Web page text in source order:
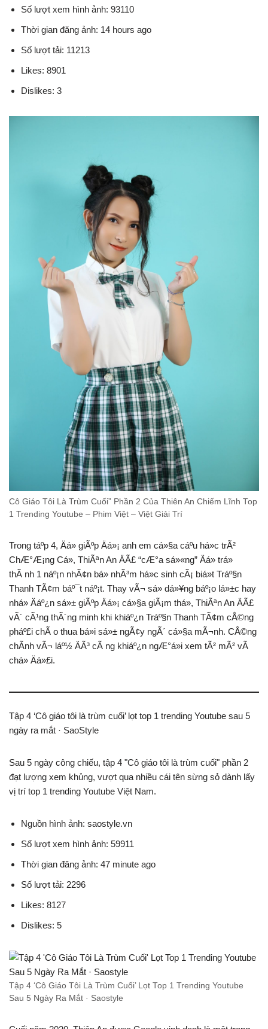
Số lượt xem hình ảnh: 93110
Thời gian đăng ảnh: 14 hours ago
Số lượt tải: 11213
Likes: 8901
Dislikes: 3
Cô Giáo Tôi Là Trùm Cuối” Phần 2 Của Thiên An Chiếm Lĩnh Top
1 Trending Youtube – Phim Việt – Việt Giải Trí
Trong táº­p 4, Äá» giÃºp Äá»¡ anh em cá»§a cáº­u há»c trÃ²
ChÆ°Æ¡ng Cá», ThiÃªn An ÄÃ£ “cÆ°a sá»«ng” Äá» trá»
thÃ nh 1 náº¡n nhÃ¢n bá» nhÃ³m há»c sinh cÃ¡ biá»t Tráº§n
Thanh TÃ¢m báº¯t náº¡t. Thay vÃ¬ sá»­ dá»¥ng báº¡o lá»±c hay
nhá» Äáº¿n sá»± giÃºp Äá»¡ cá»§a giÃ¡m thá», ThiÃªn An ÄÃ£
vÃ´ cÃ¹ng thÃ´ng minh khi khiáº¿n Tráº§n Thanh TÃ¢m cÅ©ng
pháº£i chÃ o thua bá»i sá»± ngÃ¢y ngÃ´ cá»§a mÃ¬nh. CÅ©ng
chÃ­nh vÃ¬ láº½ ÄÃ³ cÃ ng khiáº¿n ngÆ°á»i xem tÃ² mÃ² vÃ
chá» Äá»£i.
Tập 4 ‘Cô giáo tôi là trùm cuối’ lọt top 1 trending Youtube sau 5
ngày ra mắt · SaoStyle
Sau 5 ngày công chiếu, tập 4 "Cô giáo tôi là trùm cuối" phần 2
đạt lượng xem khủng, vượt qua nhiều cái tên sừng sỏ dành lấy
vị trí top 1 trending Youtube Việt Nam.
Nguồn hình ảnh: saostyle.vn
Số lượt xem hình ảnh: 59911
Thời gian đăng ảnh: 47 minute ago
Số lượt tải: 2296
Likes: 8127
Dislikes: 5
Tập 4 ‘Cô Giáo Tôi Là Trùm Cuối’ Lọt Top 1 Trending Youtube
Sau 5 Ngày Ra Mắt · Saostyle